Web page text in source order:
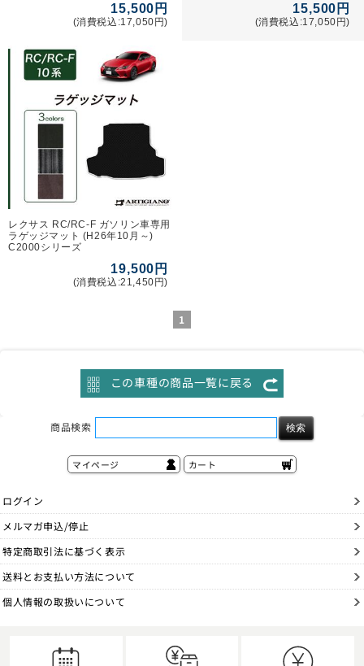
15,500円
(消費税込:17,050円)
15,500円
(消費税込:17,050円)
レクサス RC/RC-F ガソリン車専用
ラゲッジマット (H26年10月～)
C2000シリーズ
19,500円
(消費税込:21,450円)
1
この車種の商品一覧に戻る
商品検索
マイページ カート
ログイン
メルマガ申込/停止
特定商取引法に基づく表示
送料とお支払い方法について
個人情報の取扱いについて